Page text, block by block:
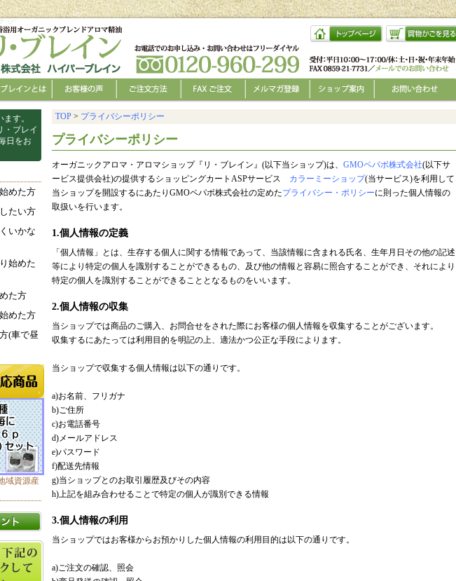
TOP > プライバシーポリシー
プライバシーポリシー
オーガニックアロマ・アロマショップ『リ・ブレイン』(以下当ショップ)は、 GMOペパボ株式会社(以下サ
ービス提供会社)の提供するショッピングカートASPサービス カラーミーショップ(当サービス)を利用して
当ショップを開設するにあたりGMOペパボ株式会社の定めたプライバシー・ポリシーに則った個人情報の
取扱いを行います。
1.個人情報の定義
「個人情報」とは、生存する個人に関する情報であって、当該情報に含まれる氏名、生年月日その他の記述
等により特定の個人を識別することができるもの、及び他の情報と容易に照合することができ、それにより
特定の個人を識別することができることとなるものをいいます。
2.個人情報の収集
当ショップでは商品のご購入、お問合せをされた際にお客様の個人情報を収集することがございます。
収集するにあたっては利用目的を明記の上、適法かつ公正な手段によります。
当ショップで収集する個人情報は以下の通りです。
a)お名前、フリガナ
b)ご住所
c)お電話番号
d)メールアドレス
e)パスワード
f)配送先情報
g)当ショップとのお取引履歴及びその内容
h)上記を組み合わせることで特定の個人が識別できる情報
3.個人情報の利用
当ショップではお客様からお預かりした個人情報の利用目的は以下の通りです。
a)ご注文の確認、照会
す。
ブレイ
日をお
めた方
たい方
いかな
始めた
た方
めた方
(車で昼
域資源産